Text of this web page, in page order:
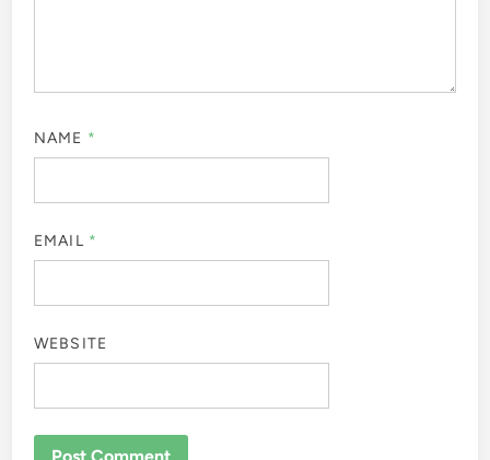
NAME *
EMAIL *
WEBSITE